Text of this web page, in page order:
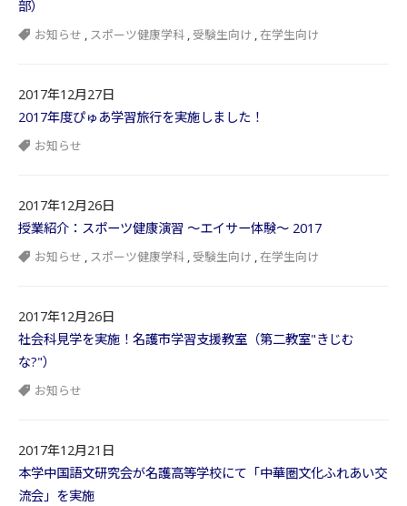
部）
お知らせ , スポーツ健康学科 , 受験生向け ,在学生向け
2017年12月27日
2017年度ぴゅあ学習旅行を実施しました！
お知らせ
2017年12月26日
授業紹介：スポーツ健康演習 ～エイサー体験～ 2017
お知らせ , スポーツ健康学科 , 受験生向け ,在学生向け
2017年12月26日
社会科見学を実施！名護市学習支援教室（第二教室"きじむ
な?"）
お知らせ
2017年12月21日
本学中国語文研究会が名護高等学校にて「中華圏文化ふれあい交
流会」を実施